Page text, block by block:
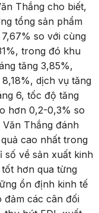
Thắng cho biết,
tổng sản phẩm
so với cùng
trong đó khu
tăng 3,85%,
dịch vụ tăng
6, tốc độ tăng
hơn 0,2-0,3% so
Thắng đánh
cao nhất trong
số về sản xuất kinh
hơn qua từng
ổn định kinh tế
đảm các cân đối